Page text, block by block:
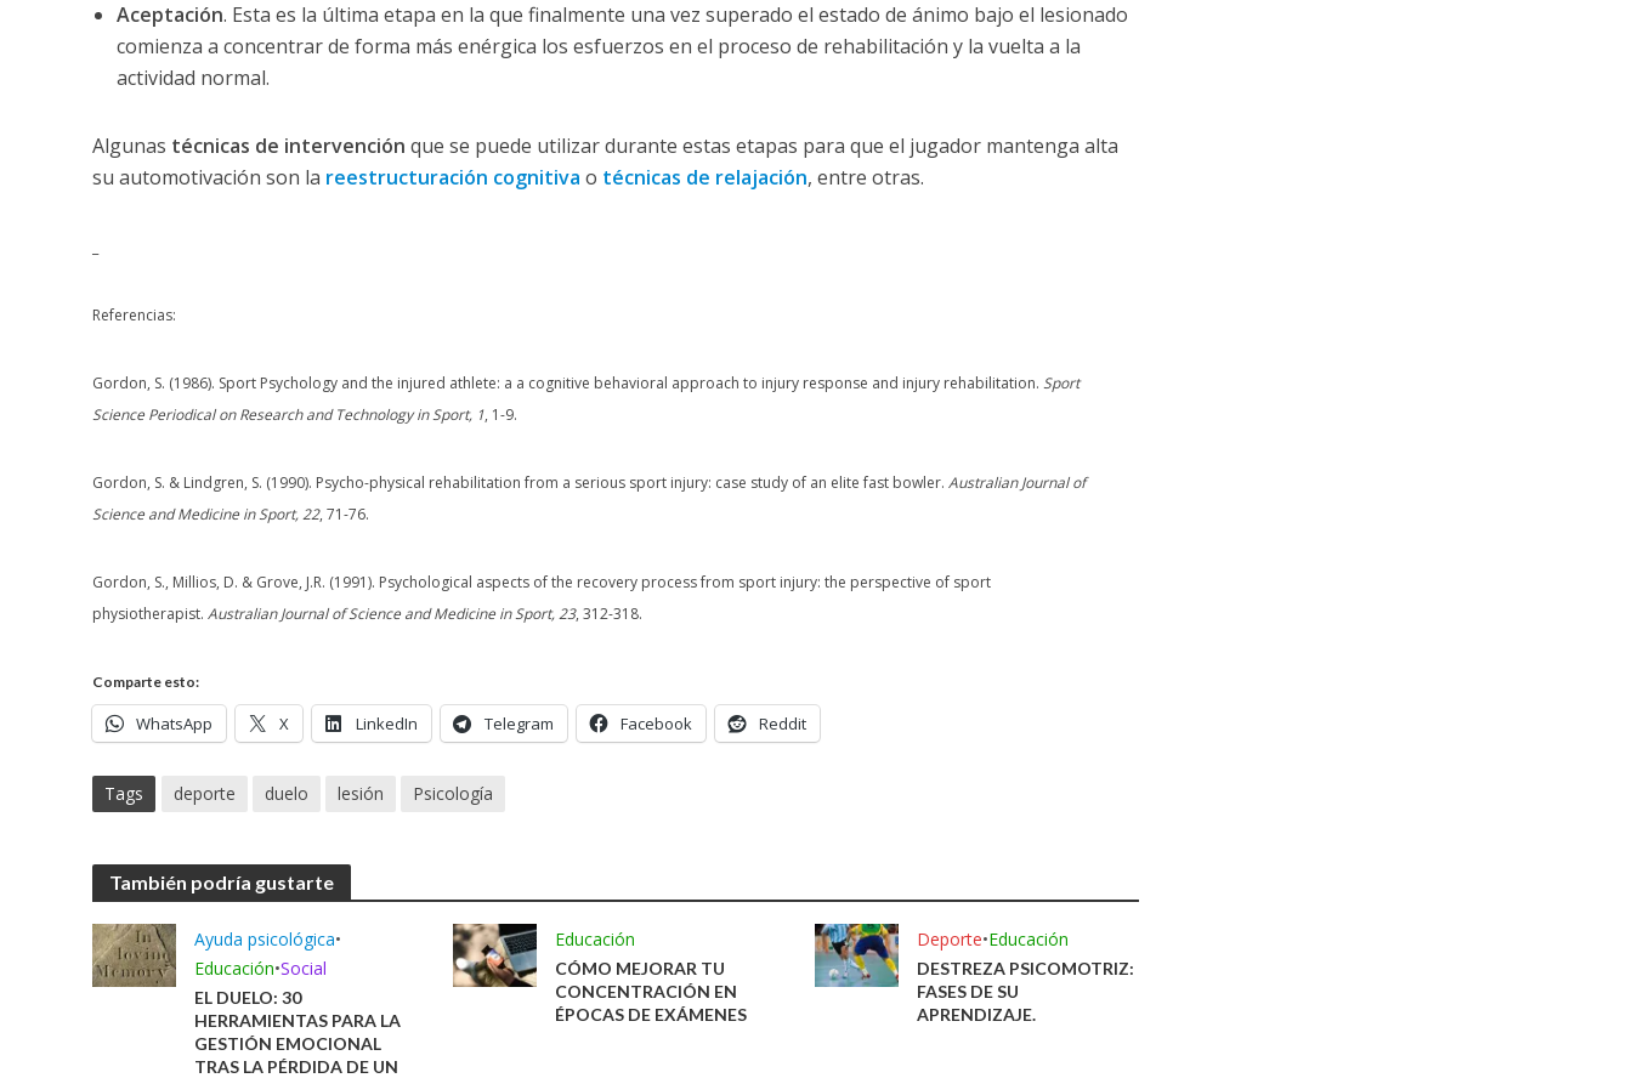
Aceptación. Esta es la última etapa en la que finalmente una vez superado el estado de ánimo bajo el lesionado
comienza a concentrar de forma más enérgica los esfuerzos en el proceso de rehabilitación y la vuelta a la
actividad normal.
Algunas técnicas de intervención que se puede utilizar durante estas etapas para que el jugador mantenga alta
su automotivación son la reestructuración cognitiva o técnicas de relajación, entre otras.
Referencias:
Gordon, S. (1986). Sport Psychology and the injured athlete: a a cognitive behavioral approach to injury response and injury rehabilitation. Sport
Science Periodical on Research and Technology in Sport, 1, 1-9.
Gordon, S. & Lindgren, S. (1990). Psycho-physical rehabilitation from a serious sport injury: case study of an elite fast bowler. Australian Journal of
Science and Medicine in Sport, 22, 71-76.
Gordon, S., Millios, D. & Grove, J.R. (1991). Psychological aspects of the recovery process from sport injury: the perspective of sport
physiotherapist. Australian Journal of Science and Medicine in Sport, 23, 312-318.
Comparte esto:
WhatsApp X LinkedIn Telegram Facebook Reddit
Tags deporte duelo lesión Psicología
También podría gustarte
Ayuda psicológica•
Educación•Social
EL DUELO: 30
HERRAMIENTAS PARA LA
GESTIÓN EMOCIONAL
TRAS LA PÉRDIDA DE UN
Educación
CÓMO MEJORAR TU
CONCENTRACIÓN EN
ÉPOCAS DE EXÁMENES
Deporte•Educación
DESTREZA PSICOMOTRIZ:
FASES DE SU
APRENDIZAJE.